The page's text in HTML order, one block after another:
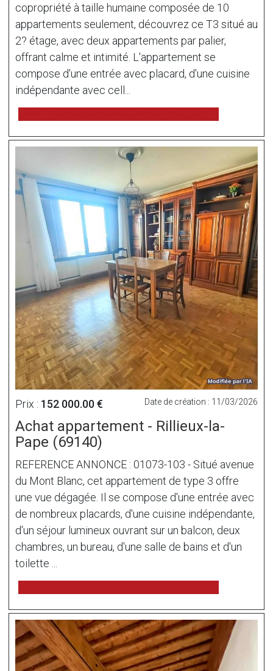
copropriété à taille humaine composée de 10
appartements seulement, découvrez ce T3 situé au
2? étage, avec deux appartements par palier,
offrant calme et intimité. L'appartement se
compose d'une entrée avec placard, d'une cuisine
indépendante avec cell...
Prix : 152 000.00 € Date de création : 11/03/2026
Achat appartement - Rillieux-la-
Pape (69140)
REFERENCE ANNONCE : 01073-103 - Situé avenue
du Mont Blanc, cet appartement de type 3 offre
une vue dégagée. Il se compose d'une entrée avec
de nombreux placards, d'une cuisine indépendante,
d'un séjour lumineux ouvrant sur un balcon, deux
chambres, un bureau, d'une salle de bains et d'un
toilette ...